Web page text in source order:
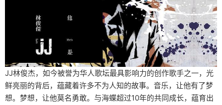
JJ林俊杰，如今被誉为华人歌坛最具影响力的创作歌手之一，光
鲜亮丽的背后，蕴藏着许多不为人知的故事。音乐，让他有了梦
想。梦想，让他莫名勇敢。与海蝶超过10年的共同成长，蕴育出